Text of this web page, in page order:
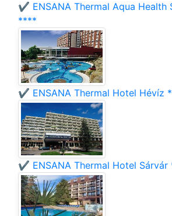
✔️ ENSANA Thermal Aqua Health
****
✔️ ENSANA Thermal Hotel Hévíz
✔️ ENSANA Thermal Hotel